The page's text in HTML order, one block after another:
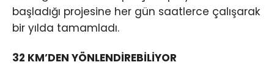
başladığı projesine her gün saatlerce çalışarak
bir yılda tamamladı.
32 KM’DEN YÖNLENDİREBİLİYOR